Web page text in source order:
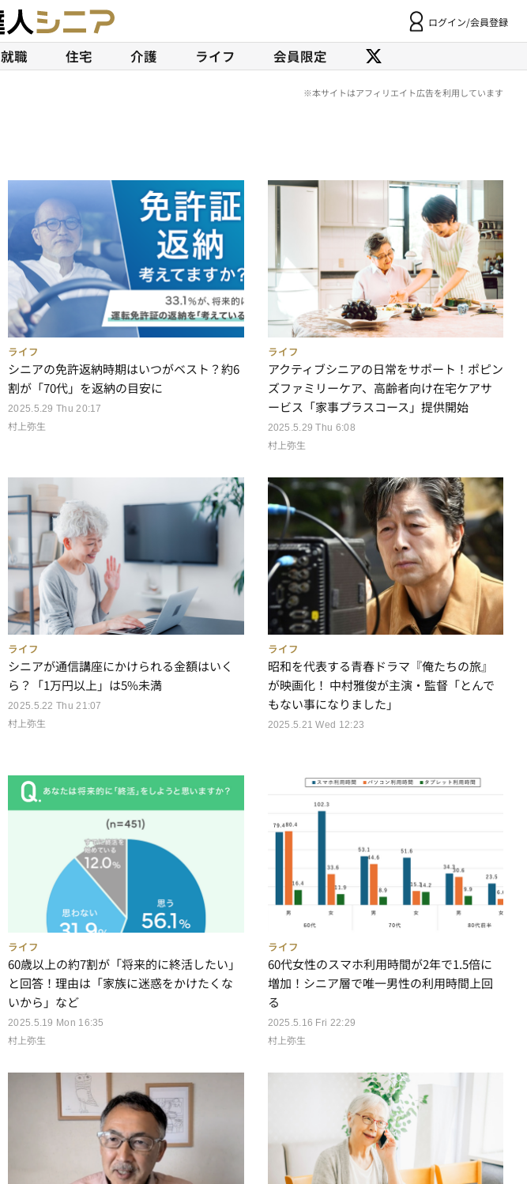
ログイン/会員登録
就職 住宅 介護 ライフ 会員限定
ライフ
2025.5.29 Thu 20:17
シニアの免許返納時期はいつがベスト？約6
割が「70代」を返納の目安に
村上弥生
ライフ
2025.5.29 Thu 6:08
アクティブシニアの日常をサポート！ポピン
ズファミリーケア、高齢者向け在宅ケアサ
ービス「家事プラスコース」提供開始
村上弥生
ライフ
2025.5.22 Thu 21:07
シニアが通信講座にかけられる金額はいく
ら？「1万円以上」は5%未満
村上弥生
ライフ
2025.5.21 Wed 12:23
昭和を代表する青春ドラマ『俺たちの旅』
が映画化！ 中村雅俊が主演・監督「とんで
もない事になりました」
ライフ
2025.5.19 Mon 16:35
60歳以上の約7割が「将来的に終活したい」
と回答！理由は「家族に迷惑をかけたくな
いから」など
村上弥生
ライフ
2025.5.16 Fri 22:29
60代女性のスマホ利用時間が2年で1.5倍に
増加！シニア層で唯一男性の利用時間上回
る
村上弥生